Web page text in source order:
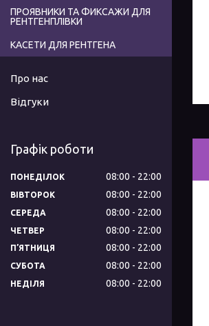
ПРОЯВНИКИ ТА ФИКСАЖИ ДЛЯ
РЕНТГЕНПЛІВКИ
КАСЕТИ ДЛЯ РЕНТГЕНА
Про нас
Відгуки
Графік роботи
ПОНЕДІЛОК 08:00 22:00
ВІВТОРОК 08:00 22:00
СЕРЕДА 08:00 22:00
ЧЕТВЕР 08:00 22:00
ПʼЯТНИЦЯ 08:00 22:00
СУБОТА 08:00 22:00
НЕДІЛЯ 08:00 22:00